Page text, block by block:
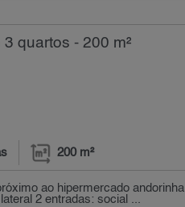
quartos - 200 m²
200 m²
ao hipermercado andorinha
2 entradas: social ...